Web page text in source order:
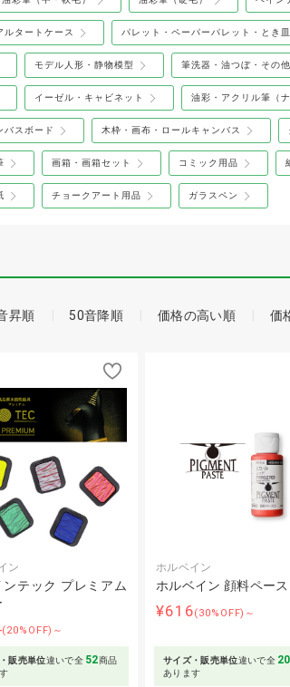
ルタートケース パレット・ペーパーパレット・とき皿
モデル人形・静物模型 筆洗器・油つぼ・その他
イーゼル・キャビネット 油彩・アクリル筆（
バスボード 木枠・画布・ロールキャンバス
画箱・画箱セット コミック用品
チョークアート用品 ガラスペン
昇順 50音降順 価格の高い順 価
ン
ンテック プレミアム
(20%OFF)～
販売単位違いで全 52商品
ホルベイン
ホルベイン 顔料ペース
¥616(30%OFF)～
サイズ・販売単位違いで全 20
あります